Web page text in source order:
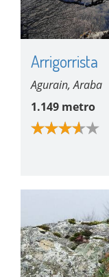
Arrigorrista
Agurain, Araba
1.149 metro